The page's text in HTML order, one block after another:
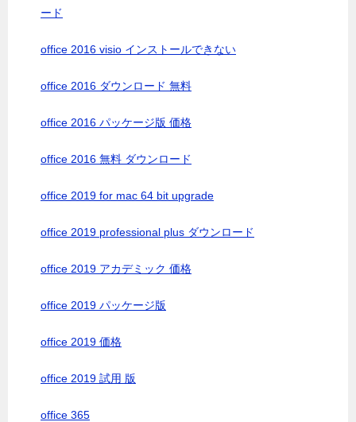
ード
office 2016 visio インストールできない
office 2016 ダウンロード 無料
office 2016 パッケージ版 価格
office 2016 無料 ダウンロード
office 2019 for mac 64 bit upgrade
office 2019 professional plus ダウンロード
office 2019 アカデミック 価格
office 2019 パッケージ版
office 2019 価格
office 2019 試用 版
office 365